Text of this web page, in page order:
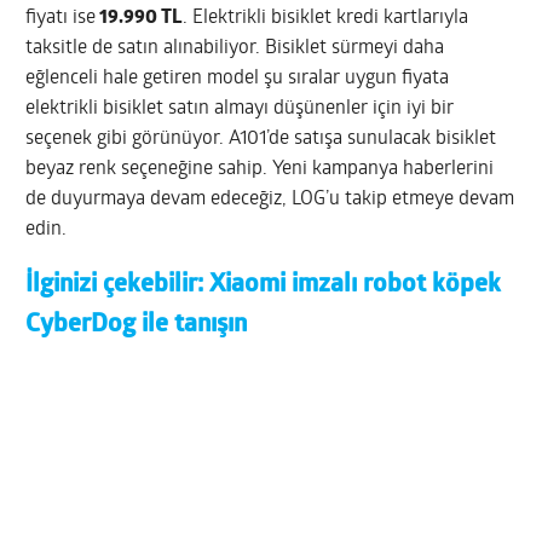
fiyatı ise19.990 TL. Elektrikli bisiklet kredi kartlarıyla
taksitle de satın alınabiliyor. Bisiklet sürmeyi daha
eğlenceli hale getiren model şu sıralar uygun fiyata
elektrikli bisiklet satın almayı düşünenler için iyi bir
seçenek gibi görünüyor. A101’de satışa sunulacak bisiklet
beyaz renk seçeneğine sahip. Yeni kampanya haberlerini
de duyurmaya devam edeceğiz, LOG’u takip etmeye devam
edin.
İlginizi çekebilir:Xiaomi imzalı robot köpek
CyberDog ile tanışın